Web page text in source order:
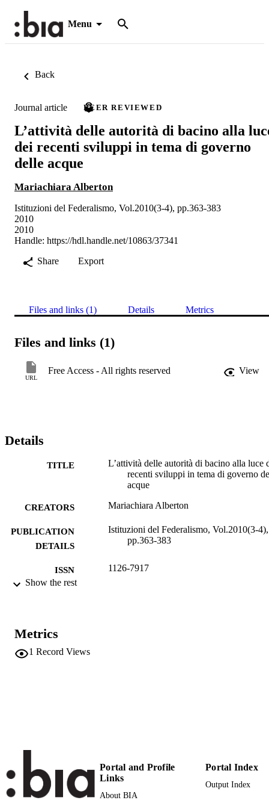
Menu
Back
Journal article PEER REVIEWED
L’attività delle autorità di bacino alla
dei recenti sviluppi in tema di governo
delle acque
Mariachiara Alberton
Istituzioni del Federalismo, Vol.2010(3-4), pp.363-383
2010
2010
Handle: https://hdl.handle.net/10863/37341
Share
Export
Files and links (1) Details Metrics
Files and links (1)
URL
Free Access - All rights reserved View
Details
TITLE
L’attività delle autorità di bacino alla luce
recenti sviluppi in tema di governo
acque
CREATORS Mariachiara Alberton
PUBLICATION
DETAILS
Istituzioni del Federalismo, Vol.2010(3-4),
pp.363-383
ISSN 1126-7917
PUBLISHER
IDENTIFIERS
LANGUAGE
RESOURCE
TYPE
Journal article
Show the rest
Metrics
1 Record Views
Portal and Profile
Links
About BIA
Portal Index
Output Index